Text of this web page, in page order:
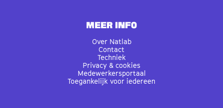
MEER INFO
Over Natlab
Contact
Techniek
Privacy & cookies
Medewerkersportaal
Toegankelijk voor iedereen